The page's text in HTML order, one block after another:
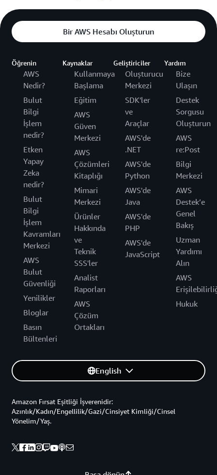
Bir AWS Hesabı Oluşturun
Öğrenin
AWS
Nedir?
Bulut
Bilgi
İşlem
nedir?
Etken
Yapay
Zeka
nedir?
Bulut
Bilgi
İşlem
Kavramları
Merkezi
AWS
Bulut
Güvenliği
Yenilikler
Bloglar
Basın
Bültenleri
Kaynaklar
Kullanmaya
Başlama
Eğitim
AWS
Güven
Merkezi
AWS
Çözümleri
Kitaplığı
Mimari
Merkezi
Ürünler
Hakkında
ve
Teknik
SSS'ler
Analist
Raporları
AWS
Çözüm
Ortakları
Geliştiriciler
Oluşturucu
Merkezi
SDK'ler
ve
Araçlar
AWS'de
.NET
AWS'de
Python
AWS'de
Java
AWS'de
PHP
AWS'de
JavaScript
Yardım
Bize
Ulaşın
Destek
Sorgusu
Oluşturun
AWS
re:Post
Bilgi
Merkezi
AWS
Destek’e
Genel
Bakış
Uzman
Yardımı
Alın
AWS
Hukuk
English
Amazon Fırsat Eşitliği İşverenidir:
Azınlık/Kadın/Engellilik/Gazi/Cinsiyet Kimliği/Cinsel
Yönelim/Yaş.